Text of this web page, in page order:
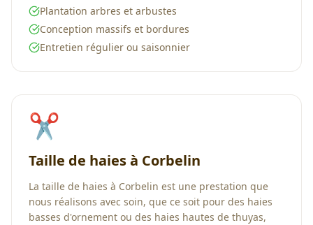
Plantation arbres et arbustes
Conception massifs et bordures
Entretien régulier ou saisonnier
✂️
Taille de haies à Corbelin
La taille de haies à Corbelin est une prestation que
nous réalisons avec soin, que ce soit pour des haies
basses d'ornement ou des haies hautes de thuyas,